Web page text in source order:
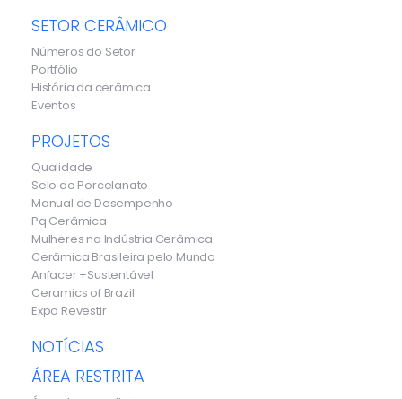
SETOR CERÂMICO
Números do Setor
Portfólio
História da cerâmica
Eventos
PROJETOS
Qualidade
Selo do Porcelanato
Manual de Desempenho
Pq Cerâmica
Mulheres na Indústria Cerâmica
Cerâmica Brasileira pelo Mundo
Anfacer +Sustentável
Ceramics of Brazil
Expo Revestir
NOTÍCIAS
ÁREA RESTRITA